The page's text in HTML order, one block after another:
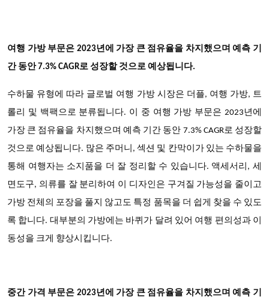
여행 가방 부문은 2023년에 가장 큰 점유율을 차지했으며 예측 기
간 동안 7.3% CAGR로 성장할 것으로 예상됩니다.
수하물 유형에 따라 글로벌 여행 가방 시장은 더플, 여행 가방, 트
롤리 및 백팩으로 분류됩니다. 이 중 여행 가방 부문은 2023년에
가장 큰 점유율을 차지했으며 예측 기간 동안 7.3% CAGR로 성장할
것으로 예상됩니다. 많은 주머니, 섹션 및 칸막이가 있는 수하물을
통해 여행자는 소지품을 더 잘 정리할 수 있습니다. 액세서리, 세
면도구, 의류를 잘 분리하여 이 디자인은 구겨질 가능성을 줄이고
가방 전체의 포장을 풀지 않고도 특정 품목을 더 쉽게 찾을 수 있도
록 합니다. 대부분의 가방에는 바퀴가 달려 있어 여행 편의성과 이
동성을 크게 향상시킵니다.
중간 가격 부문은 2023년에 가장 큰 점유율을 차지했으며 예측 기